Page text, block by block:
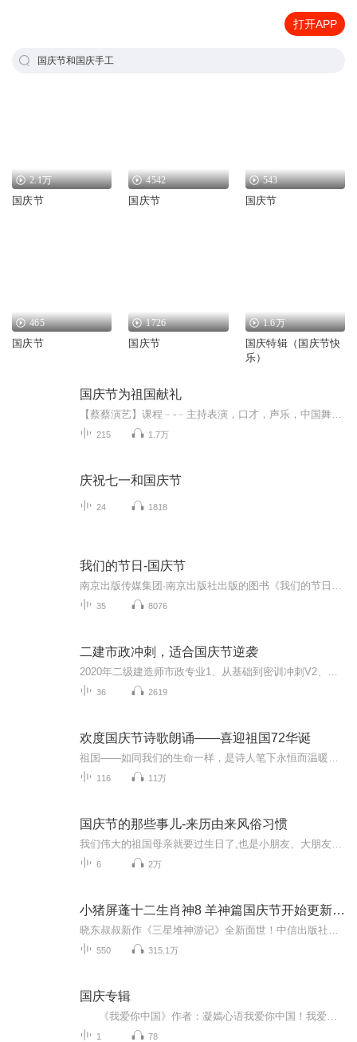
打开APP
国庆节和国庆手工
2.1万
国庆节
4542
国庆节
543
国庆节
465
国庆节
1726
国庆节
1.6万
国庆特辑（国庆节快
乐）
国庆节为祖国献礼
215 1.7万
庆祝七一和国庆节
24 1818
我们的节日-国庆节
35 8076
二建市政冲刺，适合国庆节逆袭
36 2619
欢度国庆节诗歌朗诵——喜迎祖国72华诞
116 11万
国庆节的那些事儿-来历由来风俗习惯
6 2万
小猪屏蓬十二生肖神8 羊神篇国庆节开始更新啦！
550 315.1万
国庆专辑
1 78